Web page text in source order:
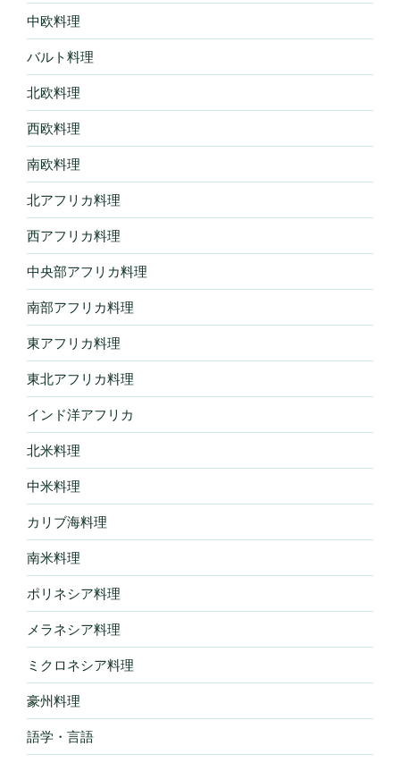
中欧料理
バルト料理
北欧料理
西欧料理
南欧料理
北アフリカ料理
西アフリカ料理
中央部アフリカ料理
南部アフリカ料理
東アフリカ料理
東北アフリカ料理
インド洋アフリカ
北米料理
中米料理
カリブ海料理
南米料理
ポリネシア料理
メラネシア料理
ミクロネシア料理
豪州料理
語学・言語